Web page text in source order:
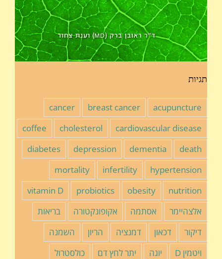
תגיות
acupuncture
breast cancer
cancer
cardiovascular disease
cholesterol
coffee
death
dementia
depression
diabetes
hypertension
infertility
mortality
nutrition
obesity
probiotics
vitamin D
אלצהיימר
אסתמה אקופונקטורה
בריאות
דיקור
דכאון דמנציה הריון
השמנה
ויטמין D
יוגה יתר לחץ דם
כולסטרול